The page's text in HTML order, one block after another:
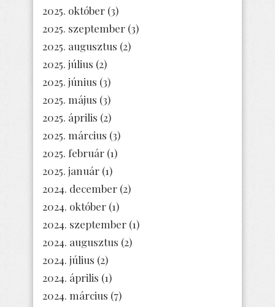
2025. október (3)
2025. szeptember (3)
2025. augusztus (2)
2025. július (2)
2025. június (3)
2025. május (3)
2025. április (2)
2025. március (3)
2025. február (1)
2025. január (1)
2024. december (2)
2024. október (1)
2024. szeptember (1)
2024. augusztus (2)
2024. július (2)
2024. április (1)
2024. március (7)